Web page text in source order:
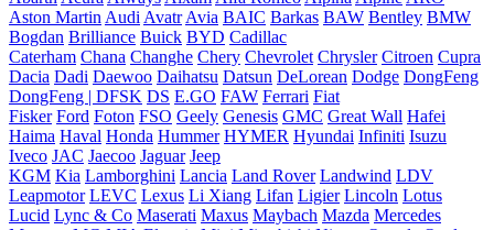
Aston Martin Audi Avatr Avia BAIC Barkas BAW Bentley BMW
Bogdan Brilliance Buick BYD Cadillac
Caterham Chana Changhe Chery Chevrolet Chrysler Citroen Cupra
Dacia Dadi Daewoo Daihatsu Datsun DeLorean Dodge DongFeng
DongFeng | DFSK DS E.GO FAW Ferrari Fiat
Fisker Ford Foton FSO Geely Genesis GMC Great Wall Hafei
Haima Haval Honda Hummer HYMER Hyundai Infiniti Isuzu
Iveco JAC Jaecoo Jaguar Jeep
KGM Kia Lamborghini Lancia Land Rover Landwind LDV
Leapmotor LEVC Lexus Li Xiang Lifan Ligier Lincoln Lotus
Lucid Lync & Co Maserati Maxus Maybach Mazda Mercedes